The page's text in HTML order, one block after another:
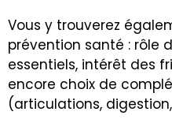
Vous y trouverez
prévention santé : rôle
essentiels, intérêt des
encore choix de
(articulations,